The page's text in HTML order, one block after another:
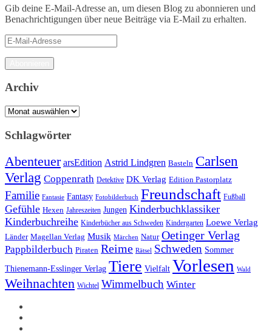
Gib deine E-Mail-Adresse an, um diesen Blog zu abonnieren und
Benachrichtigungen über neue Beiträge via E-Mail zu erhalten.
E-
Mail-
Adresse
Archiv
Archiv
Schlagwörter
Abenteuer arsEdition Astrid Lindgren Basteln Carlsen
Verlag Coppenrath Detektive DK Verlag Edition Pastorplatz
Familie Fantasie Fantasy Fotobilderbuch Freundschaft Fußball
Gefühle Hexen Jahreszeiten Jungen Kinderbuchklassiker
Kinderbuchreihe Kinderbücher aus Schweden Kindergarten Loewe Verlag
Länder Magellan Verlag Musik Märchen Natur Oetinger Verlag
Pappbilderbuch Piraten Reime Rätsel Schweden Sommer
Thienemann-Esslinger Verlag Tiere Vielfalt Vorlesen Wald
Weihnachten Wichtel Wimmelbuch Winter